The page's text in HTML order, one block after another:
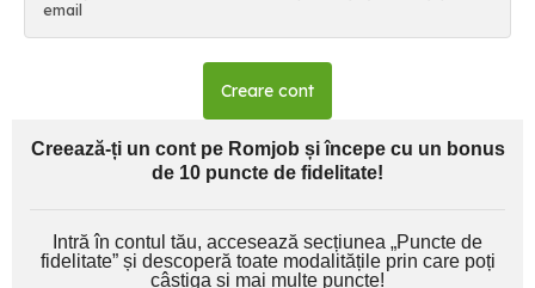
email
Creare cont
Creează-ți un cont pe Romjob și începe cu un bonus
de 10 puncte de fidelitate!
Intră în contul tău, accesează secțiunea „Puncte de
fidelitate” și descoperă toate modalitățile prin care poți
câștiga și mai multe puncte!